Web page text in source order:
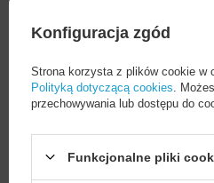
Konfiguracja zgód
Strona korzysta z plików cookie w
Polityką dotyczącą cookies .
przechowywania lub dostępu do
Funkcjonalne pliki